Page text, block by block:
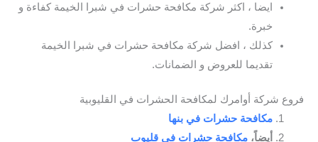
ايضا ، اكثر شركة مكافحة حشرات في شبرا الخيمة كفاءة و
خبرة.
كذلك ، افضل شركة مكافحة حشرات في شبرا الخيمة
تقديما للعروض و الضمانات.
فروع شركة أوامرك لمكافحة الحشرات في القليوبية
مكافحة حشرات في بنها
أيضاً، مكافحة حشرات في قليوب